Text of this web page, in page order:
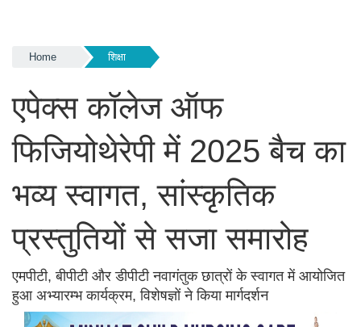
Home शिक्षा
एपेक्स कॉलेज ऑफ
फिजियोथेरेपी में 2025 बैच का
भव्य स्वागत, सांस्कृतिक
प्रस्तुतियों से सजा समारोह
एमपीटी, बीपीटी और डीपीटी नवागंतुक छात्रों के स्वागत में आयोजित
हुआ अभ्यारम्भ कार्यक्रम, विशेषज्ञों ने किया मार्गदर्शन